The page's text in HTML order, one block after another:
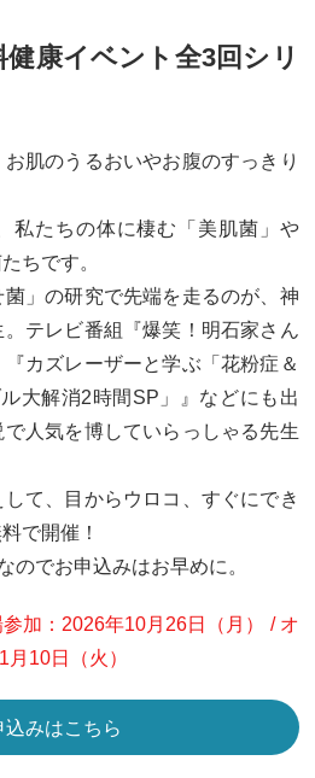
康イベント全3回シリ
肌のうるおいやお腹のすっきり
私たちの体に棲む「美肌菌」や
ちです。
」の研究で先端を走るのが、神
テレビ番組『爆笑！明石家さん
カズレーザーと学ぶ「花粉症＆
大解消2時間SP」』などにも出
人気を博していらっしゃる先生
て、目からウロコ、すぐにでき
で開催！
のでお申込みはお早めに。
加：2026年10月26日（月） / オ
10日（火）
込みはこちら